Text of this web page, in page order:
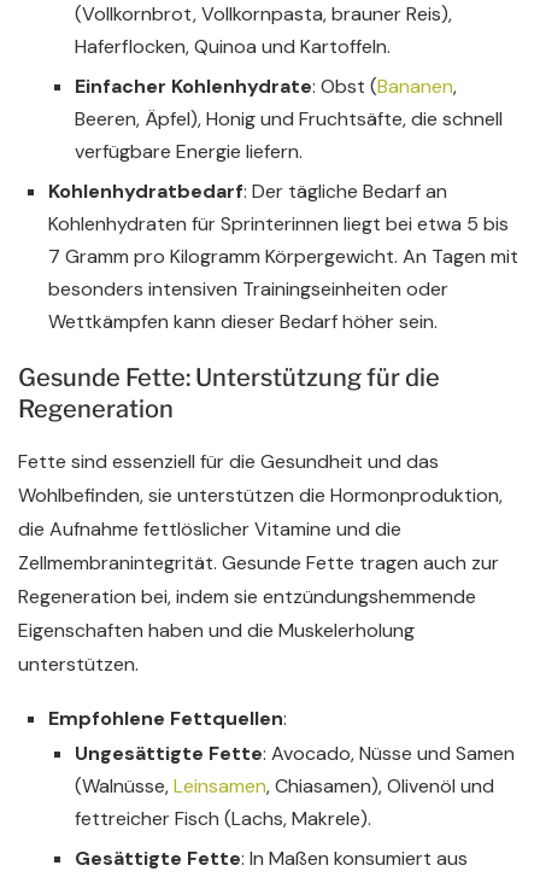
(Vollkornbrot, Vollkornpasta, brauner Reis),
Haferflocken, Quinoa und Kartoffeln.
Einfacher Kohlenhydrate: Obst (Bananen,
Beeren, Äpfel), Honig und Fruchtsäfte, die schnell
verfügbare Energie liefern.
Kohlenhydratbedarf: Der tägliche Bedarf an
Kohlenhydraten für Sprinterinnen liegt bei etwa 5 bis
7 Gramm pro Kilogramm Körpergewicht. An Tagen mit
besonders intensiven Trainingseinheiten oder
Wettkämpfen kann dieser Bedarf höher sein.
Gesunde Fette: Unterstützung für die
Regeneration
Fette sind essenziell für die Gesundheit und das
Wohlbefinden, sie unterstützen die Hormonproduktion,
die Aufnahme fettlöslicher Vitamine und die
Zellmembranintegrität. Gesunde Fette tragen auch zur
Regeneration bei, indem sie entzündungshemmende
Eigenschaften haben und die Muskelerholung
unterstützen.
Empfohlene Fettquellen:
Ungesättigte Fette: Avocado, Nüsse und Samen
(Walnüsse,Leinsamen, Chiasamen), Olivenöl und
fettreicher Fisch (Lachs, Makrele).
Gesättigte Fette: In Maßen konsumiert aus